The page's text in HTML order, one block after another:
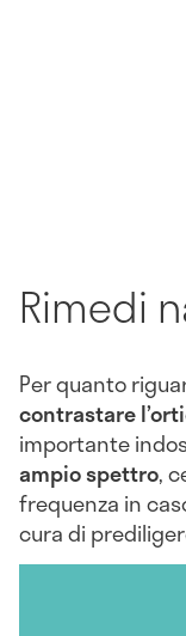
Rimedi
Per quanto
contrastare
importante
ampio spettro,
frequenza in
cura di